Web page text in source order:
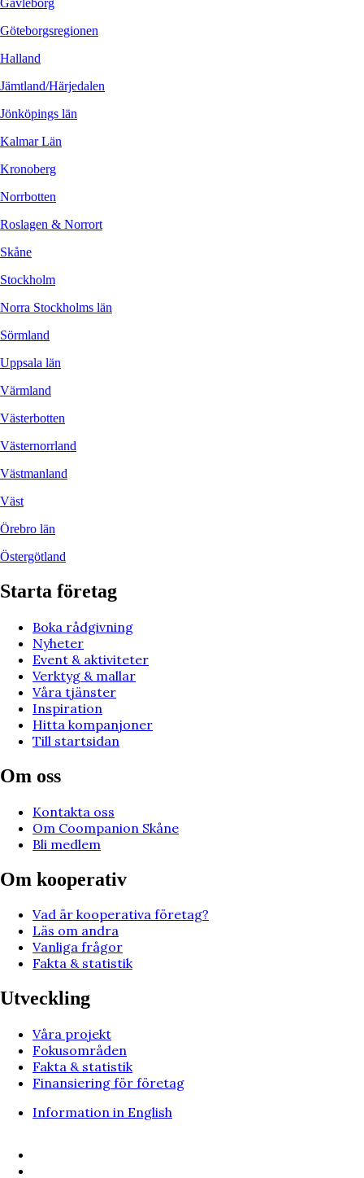
Gävleborg
Göteborgsregionen
Halland
Jämtland/Härjedalen
Jönköpings län
Kalmar Län
Kronoberg
Norrbotten
Roslagen & Norrort
Skåne
Stockholm
Norra Stockholms län
Sörmland
Uppsala län
Värmland
Västerbotten
Västernorrland
Västmanland
Väst
Örebro län
Östergötland
Starta företag
Boka rådgivning
Nyheter
Event & aktiviteter
Verktyg & mallar
Våra tjänster
Inspiration
Hitta kompanjoner
Till startsidan
Om oss
Kontakta oss
Om Coompanion Skåne
Bli medlem
Om kooperativ
Vad är kooperativa företag?
Läs om andra
Vanliga frågor
Fakta & statistik
Utveckling
Våra projekt
Fokusområden
Fakta & statistik
Finansiering för företag
Information in English